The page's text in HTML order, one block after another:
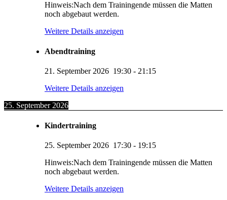
Hinweis:Nach dem Trainingende müssen die Matten
noch abgebaut werden.
Weitere Details anzeigen
Abendtraining
21. September 2026 19:30 - 21:15
Weitere Details anzeigen
25. September 2026
Kindertraining
25. September 2026 17:30 - 19:15
Hinweis:Nach dem Trainingende müssen die Matten
noch abgebaut werden.
Weitere Details anzeigen